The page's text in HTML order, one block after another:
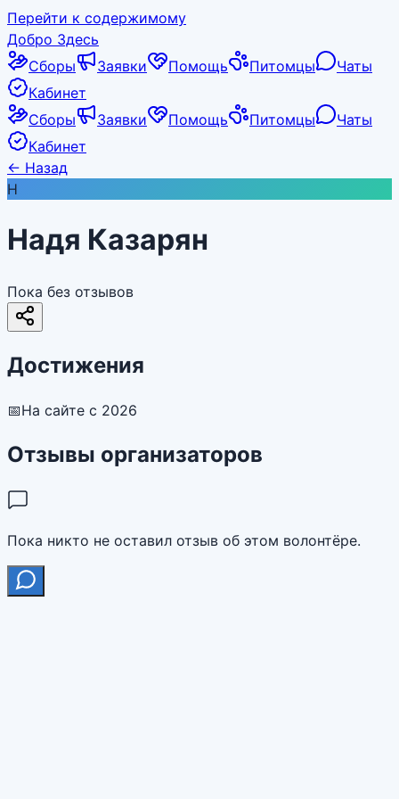
Перейти к содержимому
Добро Здесь
Сборы
Заявки Помощь Питомцы
Чаты
Кабинет
Сборы
Заявки Помощь Питомцы
Чаты
Кабинет
← Назад
Н
Надя Казарян
Пока без отзывов
Достижения
📅На сайте с 2026
Отзывы организаторов
Пока никто не оставил отзыв об этом волонтёре.